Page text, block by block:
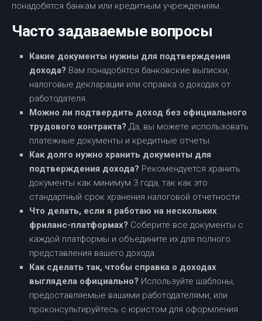
понадобятся банкам или кредитным учреждениям.
Часто задаваемые вопросы
Какие документы нужны для подтверждения
дохода? Вам понадобятся банковские выписки,
налоговые декларации или справка о доходах от
работодателя.
Можно ли подтвердить доход без официального
трудового контракта? Да, вы можете использовать
платежные документы и кредитные отчеты.
Как долго нужно хранить документы для
подтверждения дохода? Рекомендуется хранить
документы как минимум 3 года, так как это
стандартный срок хранения налоговой отчетности.
Что делать, если я работаю на нескольких
фриланс-платформах? Соберите все документы с
каждой платформы и объедините их для полного
представления вашего дохода.
Как сделать так, чтобы справка о доходах
выглядела официально? Используйте шаблоны,
предоставляемые вашими работодателями, или
проконсультируйтесь с юристом для оформления